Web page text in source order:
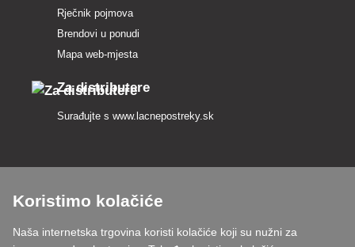
Rječnik pojmova
Brendovi u ponudi
Mapa web-mjesta
Za distributere
Surađujte s www.lacnepostreky.sk
Uvijek ćemo vas profesionalno savjetovati
Reklamacije obrađujemo u roku od 24 sata
Koristimo kolačiće
Naša internetska trgovina koristi kolačiće koji su nužni za